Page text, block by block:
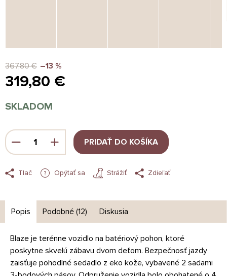
367,80 € –13 %
319,80 €
cena:
SKLADOM
PRIDAŤ DO KOŠÍKA
Tlač Opýtať sa Strážiť Zdieľať
Popis Podobné (12) Diskusia
Blaze je terénne vozidlo na batériový pohon, ktoré
poskytne skvelú zábavu dvom deťom. Bezpečnosť jazdy
zaisťuje pohodlné sedadlo z eko kože, vybavené 2 sadami